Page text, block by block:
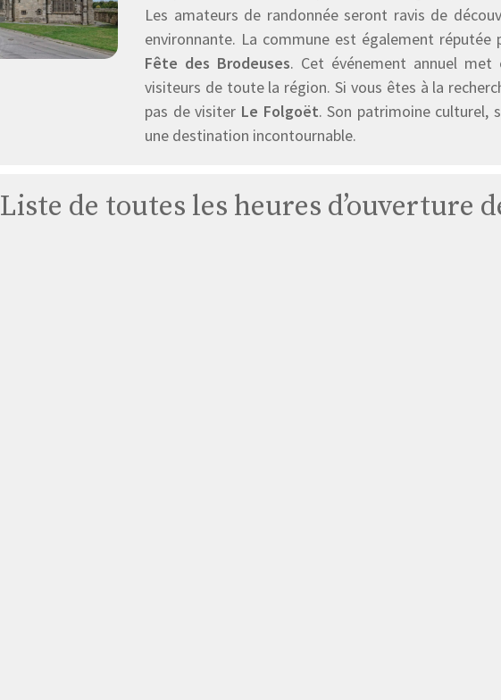
Les amateurs de randonnée seront ravis de
environnante. La commune est également
Fête des Brodeuses. Cet événement annuel
visiteurs de toute la région. Si vous êtes à la
pas de visiter Le Folgoët. Son patrimoine culturel,
une destination incontournable.
Liste de toutes les heures d’ouverture